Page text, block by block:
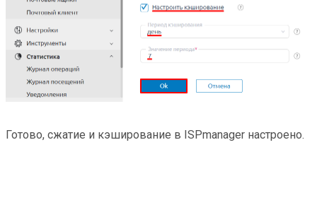
Готово, сжатие и кэширование в ISPmanager настроено.